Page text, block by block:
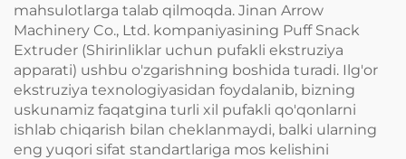
mahsulotlarga talab qilmoqda. Jinan Arrow
Machinery Co., Ltd. kompaniyasining Puff Snack
Extruder (Shirinliklar uchun pufakli ekstruziya
apparati) ushbu o'zgarishning boshida turadi. Ilg'or
ekstruziya texnologiyasidan foydalanib, bizning
uskunamiz faqatgina turli xil pufakli qo'qonlarni
ishlab chiqarish bilan cheklanmaydi, balki ularning
eng yuqori sifat standartlariga mos kelishini